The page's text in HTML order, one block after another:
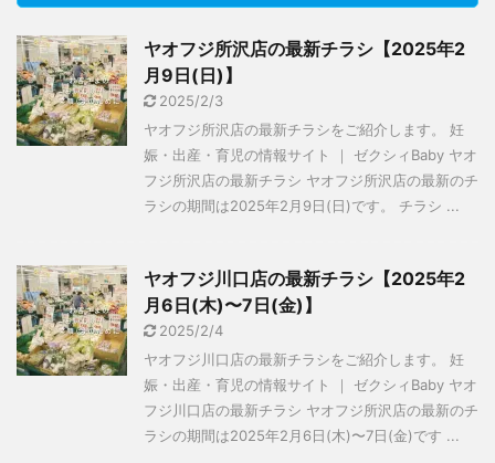
ヤオフジ所沢店の最新チラシ【2025年2
月9日(日)】
2025/2/3
ヤオフジ所沢店の最新チラシをご紹介します。 妊
娠・出産・育児の情報サイト ｜ ゼクシィBaby ヤオ
フジ所沢店の最新チラシ ヤオフジ所沢店の最新のチ
ラシの期間は2025年2月9日(日)です。 チラシ ...
ヤオフジ川口店の最新チラシ【2025年2
月6日(木)〜7日(金)】
2025/2/4
ヤオフジ川口店の最新チラシをご紹介します。 妊
娠・出産・育児の情報サイト ｜ ゼクシィBaby ヤオ
フジ川口店の最新チラシ ヤオフジ所沢店の最新のチ
ラシの期間は2025年2月6日(木)〜7日(金)です ...